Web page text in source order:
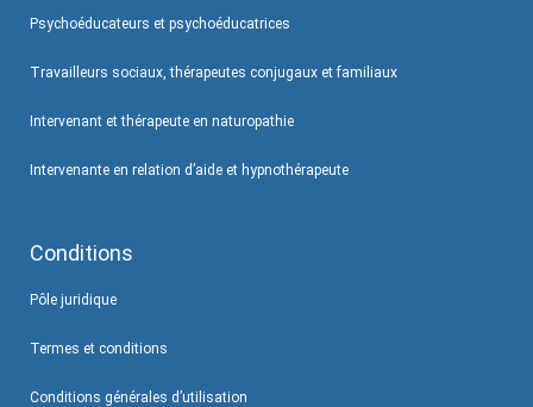
Psychoéducateurs et psychoéducatrices
Travailleurs sociaux, thérapeutes conjugaux et familiaux
Intervenant et thérapeute en naturopathie
Intervenante en relation d’aide et hypnothérapeute
Conditions
Pôle juridique
Termes et conditions
Conditions générales d’utilisation